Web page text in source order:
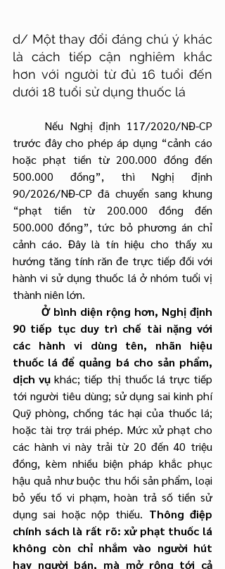
d/ Một thay đổi đáng chú ý khác
là cách tiếp cận nghiêm khắc
hơn với người từ đủ 16 tuổi đến
dưới 18 tuổi sử dụng thuốc lá
trước đây cho phép áp dụng “cảnh cáo
hoặc phạt tiền từ 200.000 đồng đến
500.000 đồng”, thì Nghị định
90/2026/NĐ-CP đã chuyển sang khung
“phạt tiền từ 200.000 đồng đến
500.000 đồng”, tức bỏ phương án chỉ
cảnh cáo. Đây là tín hiệu cho thấy xu
hướng tăng tính răn đe trực tiếp đối với
hành vi sử dụng thuốc lá ở nhóm tuổi vị
thành niên lớn.
90 tiếp tục duy trì chế tài nặng với
các hành vi dùng tên, nhãn hiệu
thuốc lá để quảng bá cho sản phẩm,
dịch vụ khác; tiếp thị thuốc lá trực tiếp
tới người tiêu dùng; sử dụng sai kinh phí
Quỹ phòng, chống tác hại của thuốc lá;
hoặc tài trợ trái phép. Mức xử phạt cho
các hành vi này trải từ 20 đến 40 triệu
đồng, kèm nhiều biện pháp khắc phục
hậu quả như buộc thu hồi sản phẩm, loại
bỏ yếu tố vi phạm, hoàn trả số tiền sử
dụng sai hoặc nộp thiếu. Thông điệp
chính sách là rất rõ: xử phạt thuốc lá
không còn chỉ nhắm vào người hút
hay người bán, mà mở rộng tới cả